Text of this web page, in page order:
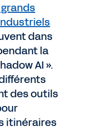
dans
la
AI ».
des outils
itinéraires